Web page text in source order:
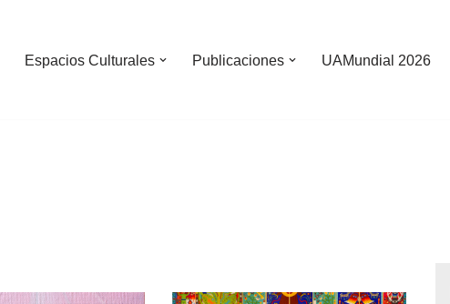
Espacios Culturales Publicaciones UAMundial 2026